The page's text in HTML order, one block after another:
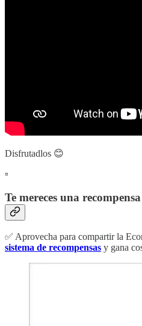
Disfrutadlos 😊
▫️
Te mereces una recompensa
✅ Aprovecha para compartir la
sistema de recompensas y gana